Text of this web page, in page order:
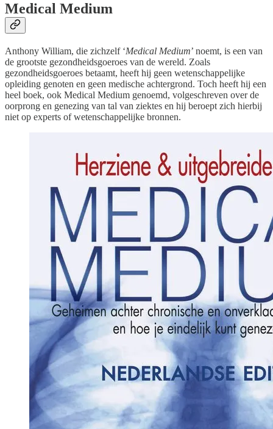
Medical Medium
Anthony William, die zichzelf ‘Medical Medium’ noemt, is een van
de grootste gezondheidsgoeroes van de wereld. Zoals
gezondheidsgoeroes betaamt, heeft hij geen wetenschappelijke
opleiding genoten en geen medische achtergrond. Toch heeft hij een
heel boek, ook Medical Medium genoemd, volgeschreven over de
oorprong en genezing van tal van ziektes en hij beroept zich hierbij
niet op experts of wetenschappelijke bronnen.